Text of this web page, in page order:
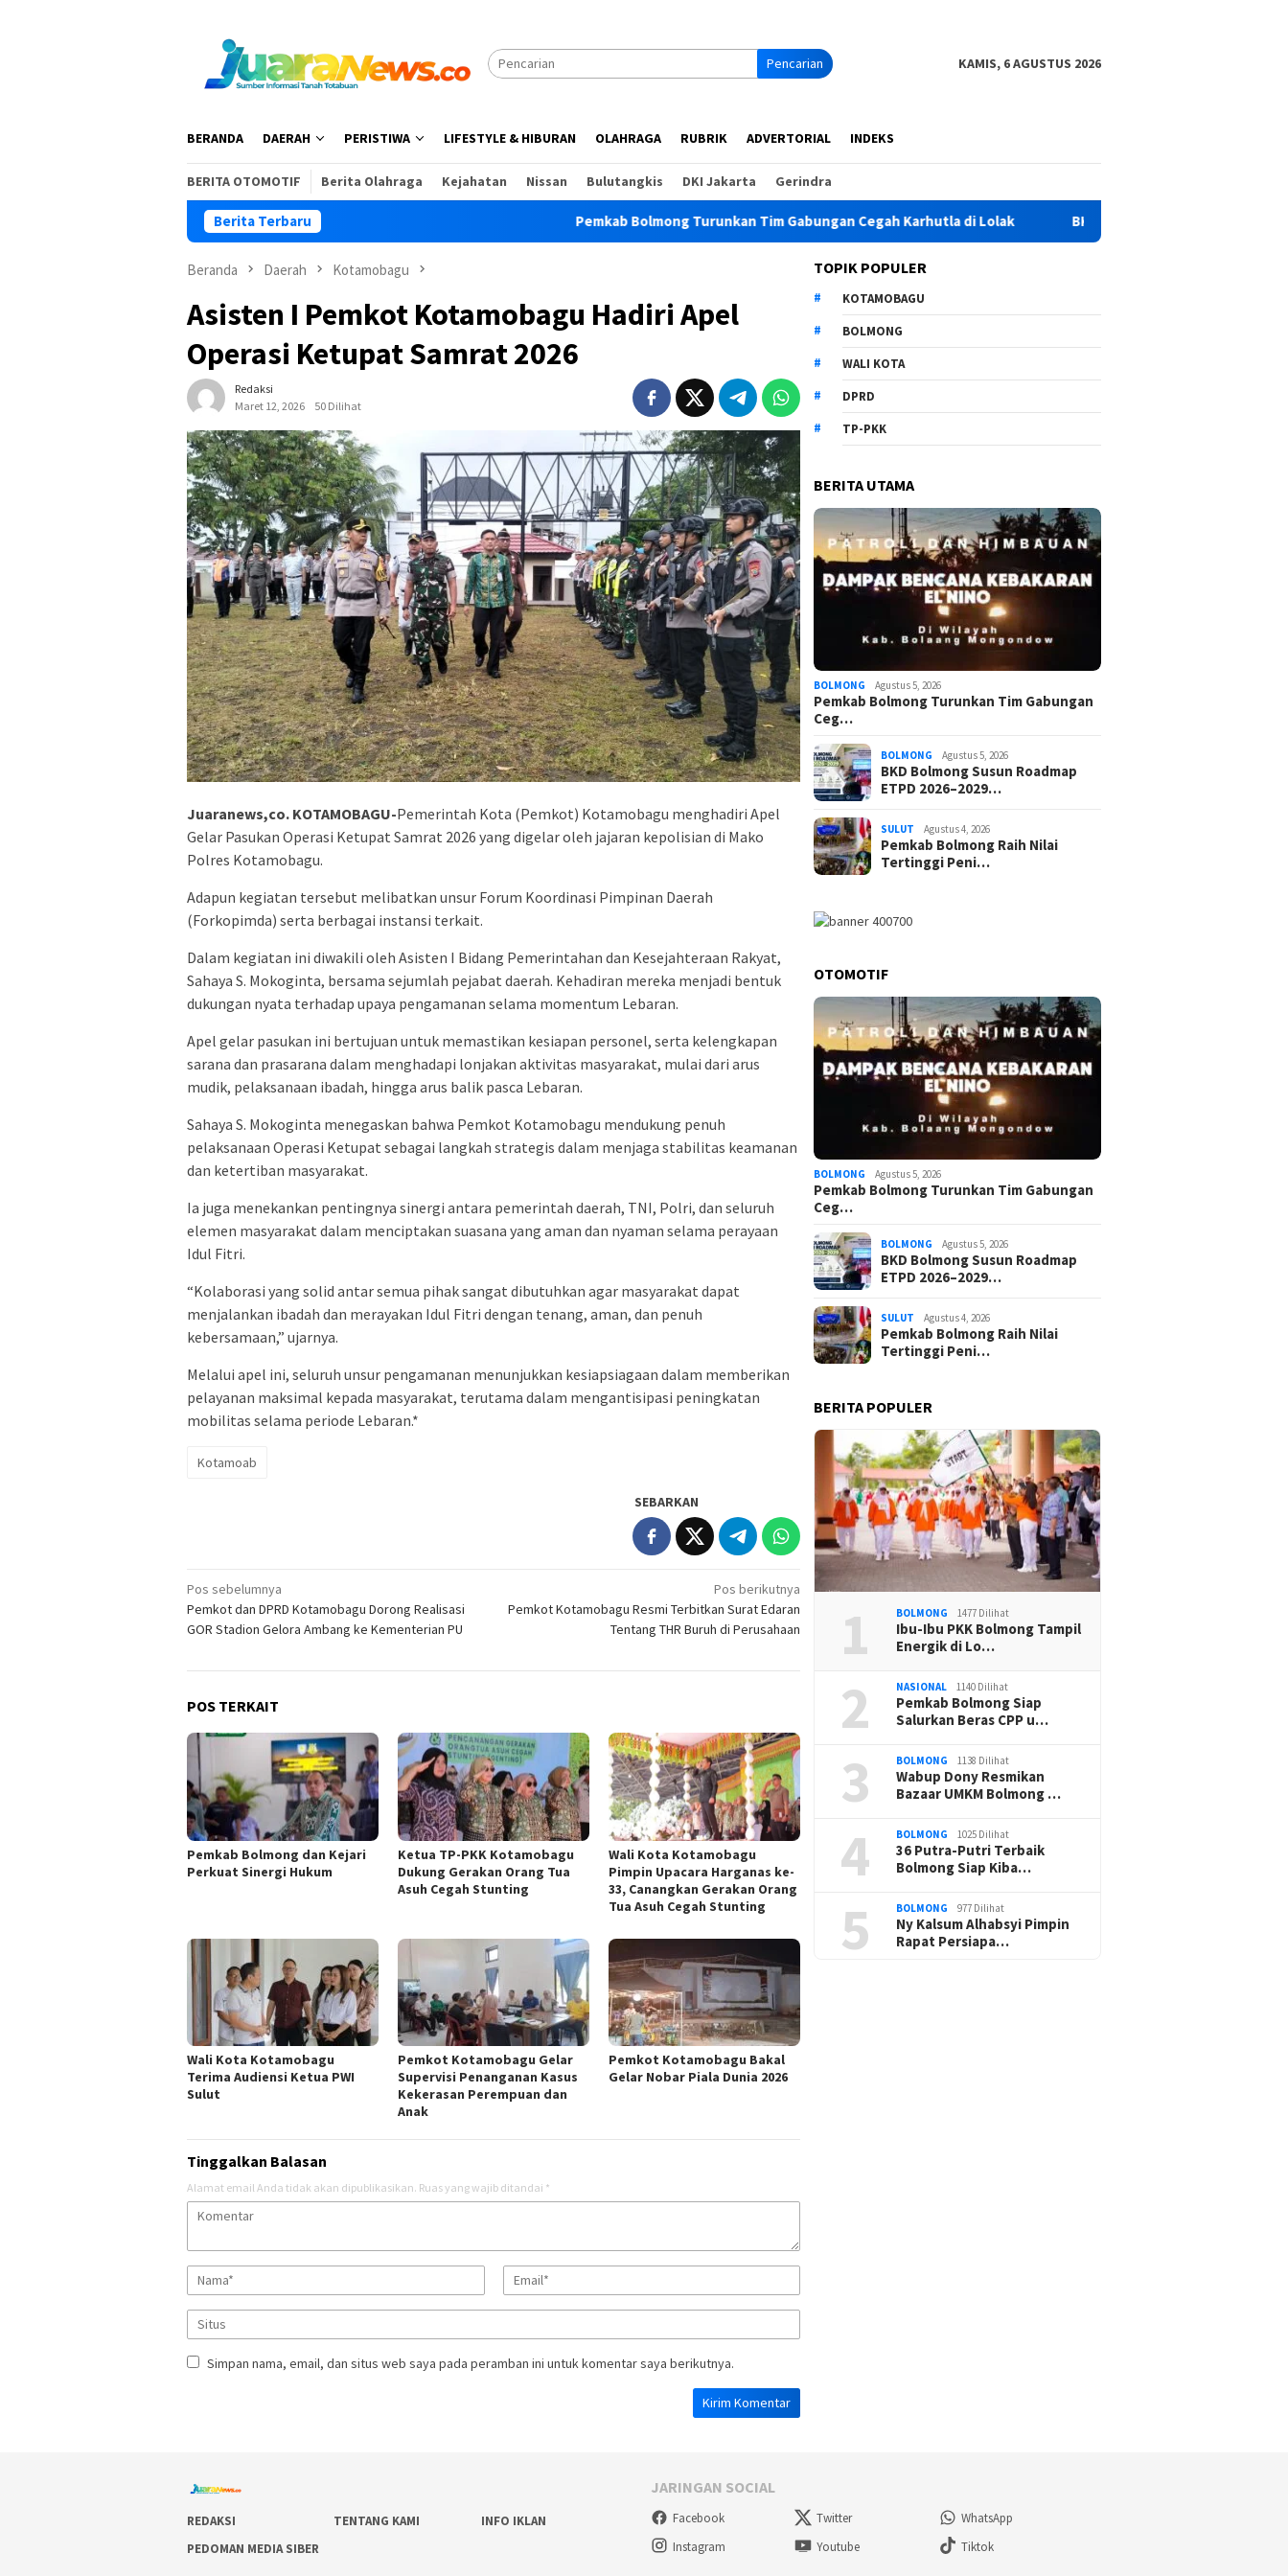
Pencarian KAMIS, 6 AGUSTUS 2026
BERANDA DAERAH PERISTIWA LIFESTYLE & HIBURAN OLAHRAGA RUBRIK ADVERTORIAL INDEKS
BERITA OTOMOTIF Berita Olahraga Kejahatan Nissan Bulutangkis DKI Jakarta Gerindra
Berita Terbaru Pemkab Bolmong Turunkan Tim Gabungan Cegah Karhutla di Lolak BKD Bolmong Susun Roadmap ETPD
Beranda Daerah Kotamobagu
Asisten I Pemkot Kotamobagu Hadiri Apel
Operasi Ketupat Samrat 2026
Redaksi
Maret 12, 2026
50 Dilihat
Juaranews,co. KOTAMOBAGU-Pemerintah Kota (Pemkot) Kotamobagu menghadiri Apel
Gelar Pasukan Operasi Ketupat Samrat 2026 yang digelar oleh jajaran kepolisian di Mako
Polres Kotamobagu.
Adapun kegiatan tersebut melibatkan unsur Forum Koordinasi Pimpinan Daerah
(Forkopimda) serta berbagai instansi terkait.
Dalam kegiatan ini diwakili oleh Asisten I Bidang Pemerintahan dan Kesejahteraan Rakyat,
Sahaya S. Mokoginta, bersama sejumlah pejabat daerah. Kehadiran mereka menjadi bentuk
dukungan nyata terhadap upaya pengamanan selama momentum Lebaran.
Apel gelar pasukan ini bertujuan untuk memastikan kesiapan personel, serta kelengkapan
sarana dan prasarana dalam menghadapi lonjakan aktivitas masyarakat, mulai dari arus
mudik, pelaksanaan ibadah, hingga arus balik pasca Lebaran.
Sahaya S. Mokoginta menegaskan bahwa Pemkot Kotamobagu mendukung penuh
pelaksanaan Operasi Ketupat sebagai langkah strategis dalam menjaga stabilitas keamanan
dan ketertiban masyarakat.
Ia juga menekankan pentingnya sinergi antara pemerintah daerah, TNI, Polri, dan seluruh
elemen masyarakat dalam menciptakan suasana yang aman dan nyaman selama perayaan
Idul Fitri.
“Kolaborasi yang solid antar semua pihak sangat dibutuhkan agar masyarakat dapat
menjalankan ibadah dan merayakan Idul Fitri dengan tenang, aman, dan penuh
kebersamaan,” ujarnya.
Melalui apel ini, seluruh unsur pengamanan menunjukkan kesiapsiagaan dalam memberikan
pelayanan maksimal kepada masyarakat, terutama dalam mengantisipasi peningkatan
mobilitas selama periode Lebaran.*
Kotamoab
SEBARKAN
Navigasi
pos
Pos sebelumnya
Pemkot dan DPRD Kotamobagu Dorong Realisasi
GOR Stadion Gelora Ambang ke Kementerian PU
Pos berikutnya
Pemkot Kotamobagu Resmi Terbitkan Surat Edaran
Tentang THR Buruh di Perusahaan
POS TERKAIT
Pemkab Bolmong dan Kejari
Perkuat Sinergi Hukum
Ketua TP-PKK Kotamobagu
Dukung Gerakan Orang Tua
Asuh Cegah Stunting
Wali Kota Kotamobagu
Pimpin Upacara Harganas ke-
33, Canangkan Gerakan Orang
Tua Asuh Cegah Stunting
Wali Kota Kotamobagu
Terima Audiensi Ketua PWI
Sulut
Pemkot Kotamobagu Gelar
Supervisi Penanganan Kasus
Kekerasan Perempuan dan
Anak
Pemkot Kotamobagu Bakal
Gelar Nobar Piala Dunia 2026
Tinggalkan Balasan
Alamat email Anda tidak akan dipublikasikan. Ruas yang wajib ditandai *
Simpan nama, email, dan situs web saya pada peramban ini untuk komentar saya berikutnya.
TOPIK POPULER
KOTAMOBAGU
BOLMONG
WALI KOTA
DPRD
TP-PKK
BERITA UTAMA
BOLMONG Agustus 5, 2026
Pemkab Bolmong Turunkan Tim Gabungan
Ceg…
BOLMONG Agustus 5, 2026
BKD Bolmong Susun Roadmap
ETPD 2026–2029…
SULUT Agustus 4, 2026
Pemkab Bolmong Raih Nilai
Tertinggi Peni…
OTOMOTIF
BOLMONG Agustus 5, 2026
Pemkab Bolmong Turunkan Tim Gabungan
Ceg…
BOLMONG Agustus 5, 2026
BKD Bolmong Susun Roadmap
ETPD 2026–2029…
SULUT Agustus 4, 2026
Pemkab Bolmong Raih Nilai
Tertinggi Peni…
BERITA POPULER
1 BOLMONG 1477 Dilihat
Ibu-Ibu PKK Bolmong Tampil
Energik di Lo…
2 NASIONAL 1140 Dilihat
Pemkab Bolmong Siap
Salurkan Beras CPP u…
3 BOLMONG 1138 Dilihat
Wabup Dony Resmikan
Bazaar UMKM Bolmong …
4 BOLMONG 1025 Dilihat
36 Putra-Putri Terbaik
Bolmong Siap Kiba…
5 BOLMONG 977 Dilihat
Ny Kalsum Alhabsyi Pimpin
Rapat Persiapa…
REDAKSI TENTANG KAMI
INFO IKLAN
PEDOMAN MEDIA SIBER
JARINGAN SOCIAL
Facebook Twitter
WhatsApp
Instagram
Youtube Tiktok